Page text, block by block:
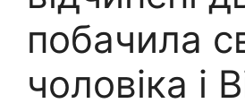
побачила
чоловіка і